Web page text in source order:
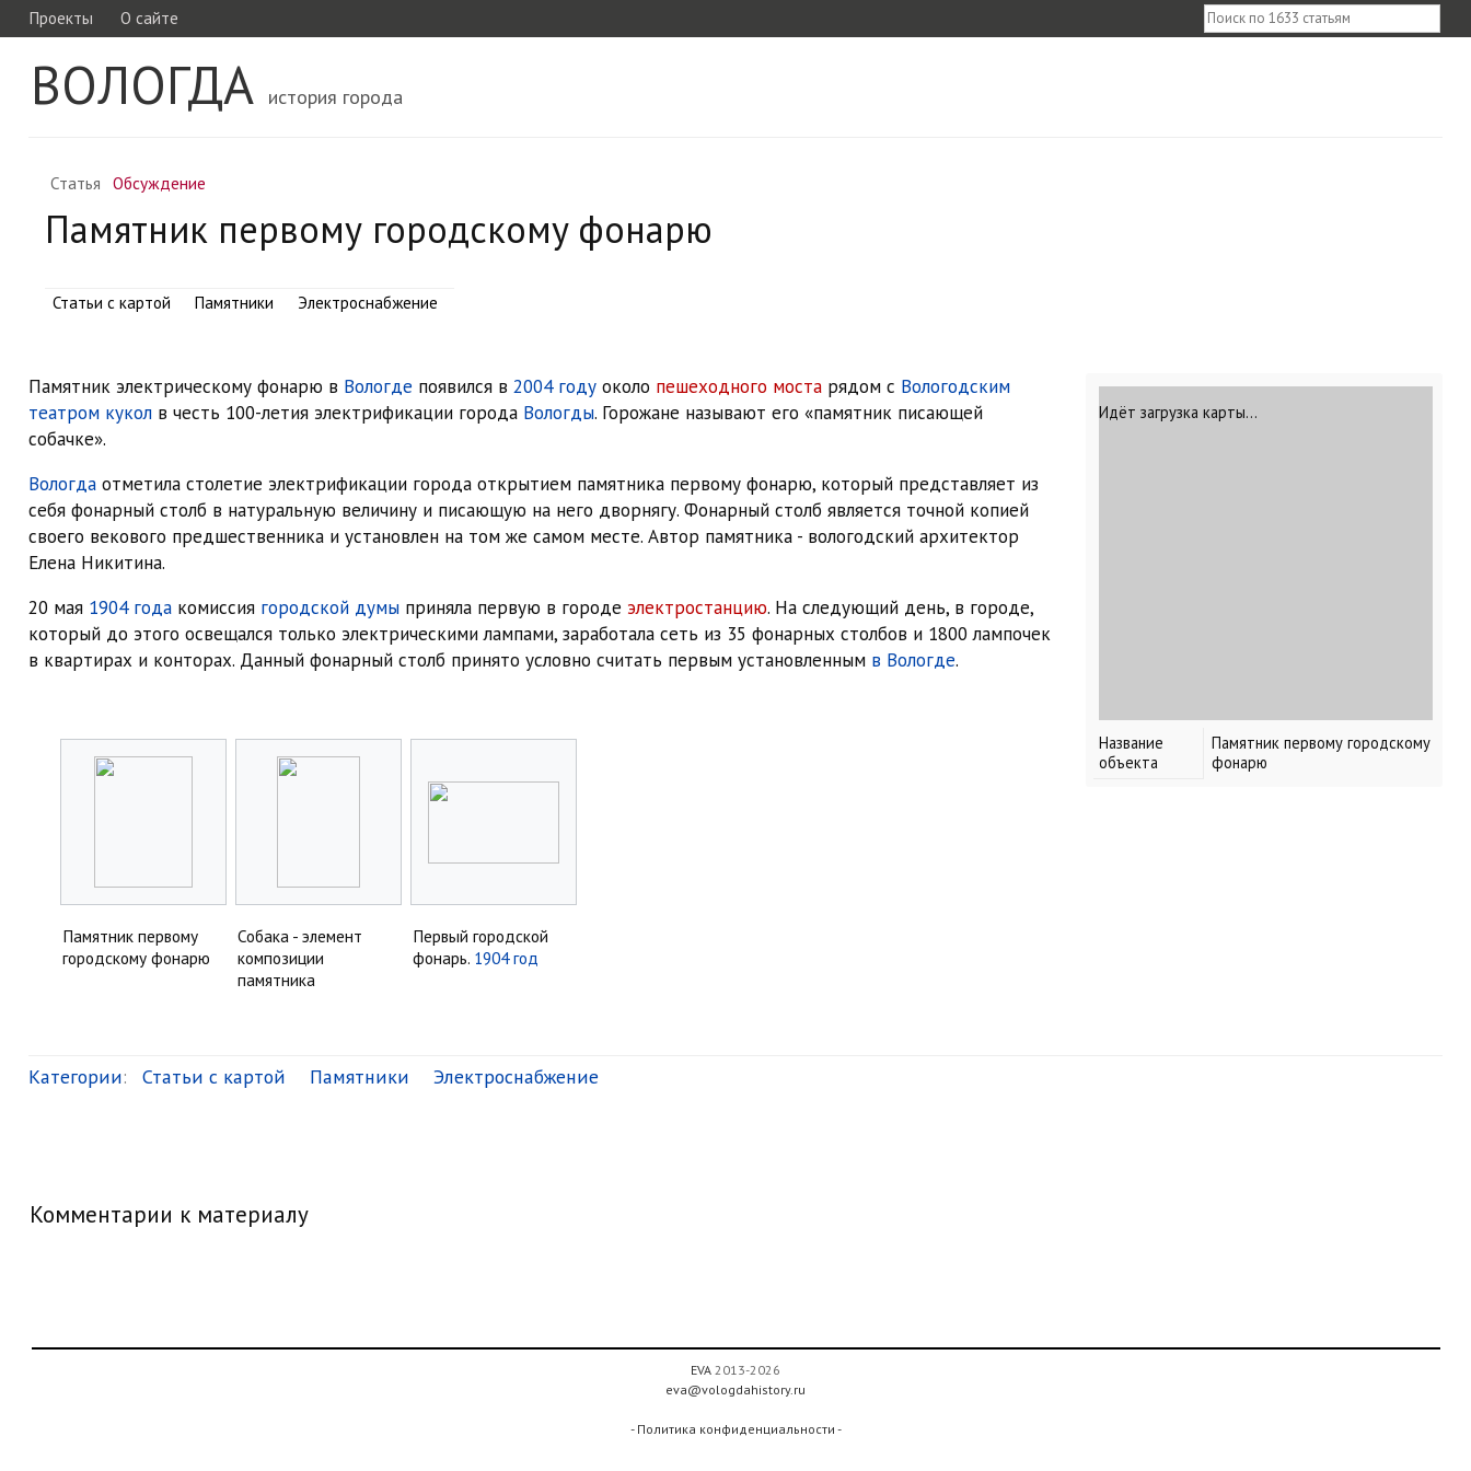
Проекты О сайте
ВОЛОГДА история города
Статья Обсуждение
Памятник первому городскому фонарю
Статьи с картой Памятники Электроснабжение
Идёт загрузка карты…
Название
объекта
Памятник первому городскому
фонарю
Памятник электрическому фонарю в Вологде появился в 2004 годуоколо пешеходного мостарядом с Вологодским
театром куколв честь 100-летия электрификации города Вологды. Горожане называют его «памятник писающей
собачке».
Вологдаотметила столетие электрификации города открытием памятника первому фонарю, который представляет из
себя фонарный столб в натуральную величину и писающую на него дворнягу. Фонарный столб является точной копией
своего векового предшественника и установлен на том же самом месте. Автор памятника - вологодский архитектор
Елена Никитина.
20 мая 1904 годакомиссия городской думыприняла первую в городе электростанцию. На следующий день, в городе,
который до этого освещался только электрическими лампами, заработала сеть из 35 фонарных столбов и 1800 лампочек
в квартирах и конторах. Данный фонарный столб принято условно считать первым установленным в Вологде.
Памятник первому
городскому фонарю
Собака - элемент
композиции
памятника
Первый городской
фонарь. 1904 год
Категории: Статьи с картой Памятники Электроснабжение
Комментарии к материалу
EVA 2013-2026
eva@vologdahistory.ru
- Политика конфиденциальности -